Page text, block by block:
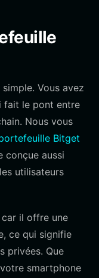
Vous avez
fait le pont entre
Nous vous
Bitget
conçue aussi
utilisateurs
il offre une
ce qui signifie
privées. Que
smartphone